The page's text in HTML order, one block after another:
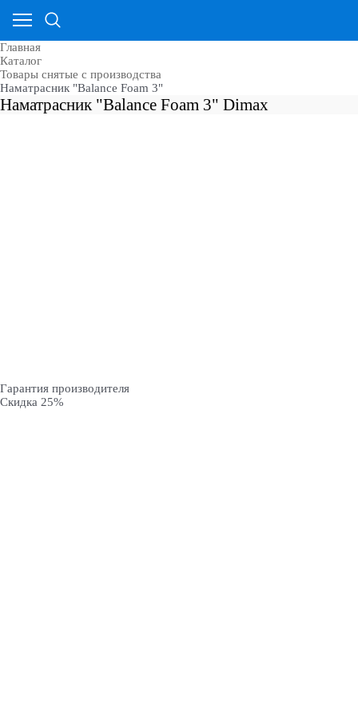
Главная
Каталог
Товары снятые с производства
Наматрасник "Balance Foam 3"
Наматрасник "Balance Foam 3" Dimax
Гарантия производителя
Скидка 25%